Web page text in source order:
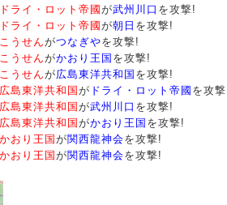
ドライ・ロット帝國 が武州川口 を攻撃!
ドライ・ロット帝國 が朝日 を攻撃!
こうせんがつなぎやを攻撃!
こうせんがかおり王国 を攻撃!
こうせんが広島東洋共和国 を攻撃!
広島東洋共和国 が ドライ・ロット帝國 を攻
広島東洋共和国 が武州川口 を攻撃!
広島東洋共和国 がかおり王国 を攻撃!
かおり王国 が関西龍神会を攻撃!
かおり王国 が関西龍神会を攻撃!